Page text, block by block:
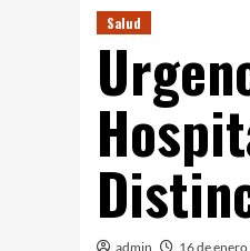
Salud
admin 16 de